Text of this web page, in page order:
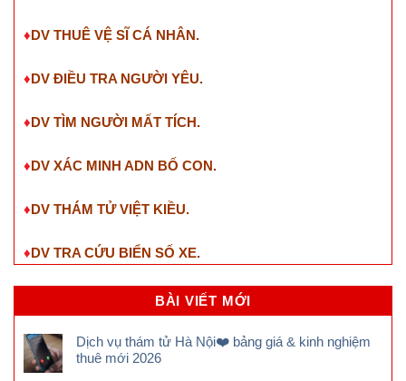
♦DV THUÊ VỆ SĨ CÁ NHÂN.
♦DV ĐIỀU TRA NGƯỜI YÊU.
♦DV TÌM NGƯỜI MẤT TÍCH.
♦DV XÁC MINH ADN BỐ CON.
♦DV THÁM TỬ VIỆT KIỀU.
♦DV TRA CỨU BIỂN SỐ XE.
BÀI VIẾT MỚI
Dịch vụ thám tử Hà Nội❤️ bảng giá & kinh nghiệm
thuê mới 2026